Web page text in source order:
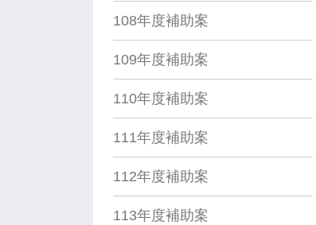
108年度補助案
109年度補助案
110年度補助案
111年度補助案
112年度補助案
113年度補助案